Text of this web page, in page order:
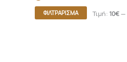
ΦΙΛΤΡΆΡΙΣΜΑ Τιμή: 10€—